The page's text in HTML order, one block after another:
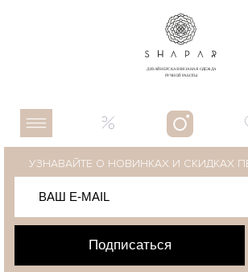
УЗНАВАЙТЕ О НОВИНКАХ И СКИДКАХ
Подписаться